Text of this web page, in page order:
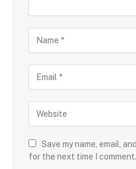
Save my name, email,
for the next time I comment.